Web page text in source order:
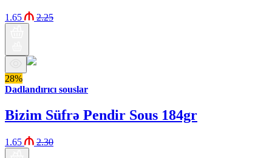
1.65 2.25
28%
Dadlandırıcı souslar
Bizim Süfrə Pendir Sous 184gr
1.65 2.30